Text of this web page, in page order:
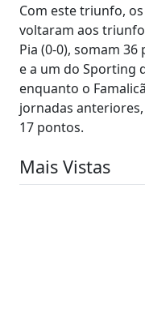
Com este triunfo,
voltaram aos
Pia (0-0), somam
e a um do Sporting
enquanto o
jornadas
17 pontos.
Mais Vistas